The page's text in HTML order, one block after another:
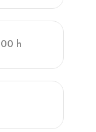
h